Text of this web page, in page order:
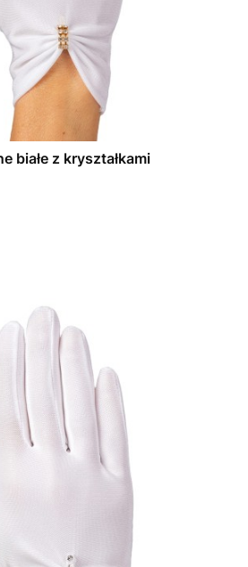
białe z kryształkami